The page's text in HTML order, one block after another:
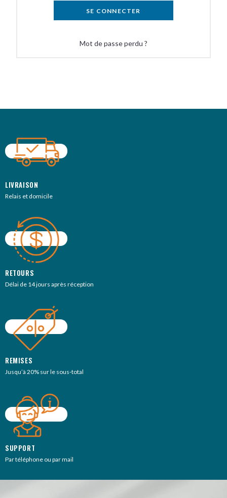
SE CONNECTER
Mot de passe perdu ?
LIVRAISON
Relais et domicile
RETOURS
Délai de 14 jours après réception
REMISES
Jusqu’à 20% sur le sous-total
SUPPORT
Par téléphone ou par mail